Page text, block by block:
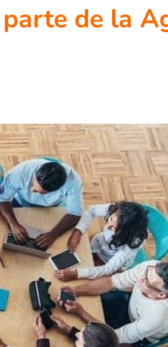
de la